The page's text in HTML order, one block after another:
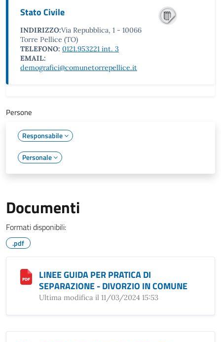
Stato Civile
INDIRIZZO:Via Repubblica, 1 - 10066
Torre Pellice (TO)
TELEFONO: 0121.953221 int. 3
EMAIL:
demografici@comunetorrepellice.it
Persone
Responsabile
Personale
Documenti
Formati disponibili:
.pdf
LINEE GUIDA PER PRATICA DI
SEPARAZIONE - DIVORZIO IN COMUNE
Ultima modifica il 11/03/2024 15:53